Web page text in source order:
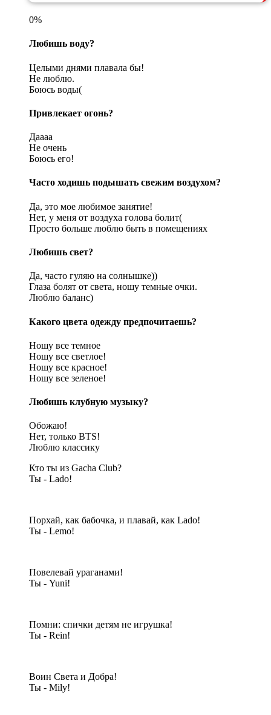
0%
Любишь воду?
Целыми днями плавала бы!
Не люблю.
Боюсь воды(
Привлекает огонь?
Даааа
Не очень
Боюсь его!
Часто ходишь подышать свежим воздухом?
Да, это мое любимое занятие!
Нет, у меня от воздуха голова болит(
Просто больше люблю быть в помещениях
Любишь свет?
Да, часто гуляю на солнышке))
Глаза болят от света, ношу темные очки.
Люблю баланс)
Какого цвета одежду предпочитаешь?
Ношу все темное
Ношу все светлое!
Ношу все красное!
Ношу все зеленое!
Любишь клубную музыку?
Обожаю!
Нет, только BTS!
Люблю классику
Кто ты из Gacha Club?
Ты - Lado!
Порхай, как бабочка, и плавай, как Lado!
Ты - Lemo!
Повелевай ураганами!
Ты - Yuni!
Помни: спички детям не игрушка!
Ты - Rein!
Воин Света и Добра!
Ты - Mily!